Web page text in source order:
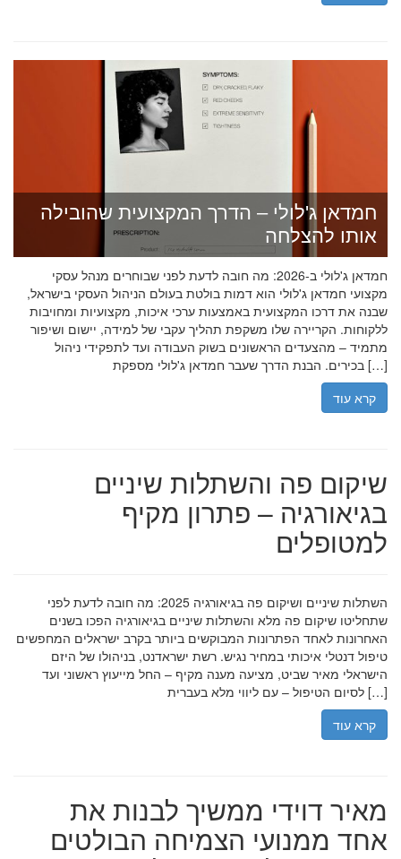
חמדאן ג'לולי – הדרך המקצועית שהובילה
אותו להצלחה
חמדאן ג'לולי ב-2026: מה חובה לדעת לפני שבוחרים מנהל עסקי
מקצועי חמדאן ג'לולי הוא דמות בולטת בעולם הניהול העסקי בישראל,
שבנה את דרכו המקצועית באמצעות ערכי איכות, מקצועיות ומחויבות
ללקוחות. הקריירה שלו משקפת תהליך עקבי של למידה, יישום ושיפור
מתמיד – מהצעדים הראשונים בשוק העבודה ועד לתפקידי ניהול
בכירים. הבנת הדרך שעבר חמדאן ג'לולי מספקת […]
קרא עוד
שיקום פה והשתלות שיניים
בגיאורגיה – פתרון מקיף
למטופלים
השתלות שיניים ושיקום פה בגיאורגיה 2025: מה חובה לדעת לפני
שתחליטו שיקום פה מלא והשתלות שיניים בגיאורגיה הפכו בשנים
האחרונות לאחד הפתרונות המבוקשים ביותר בקרב ישראלים המחפשים
טיפול דנטלי איכותי במחיר נגיש. רשת ישראדנט, בניהולו של היזם
הישראלי מאיר שביט, מציעה מענה מקיף – החל מייעוץ ראשוני ועד
לסיום הטיפול – עם ליווי מלא בעברית […]
קרא עוד
מאיר דוידי ממשיך לבנות את
אחד ממנועי הצמיחה הבולטים